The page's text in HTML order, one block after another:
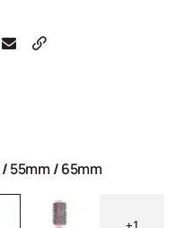
/55mm/65mm